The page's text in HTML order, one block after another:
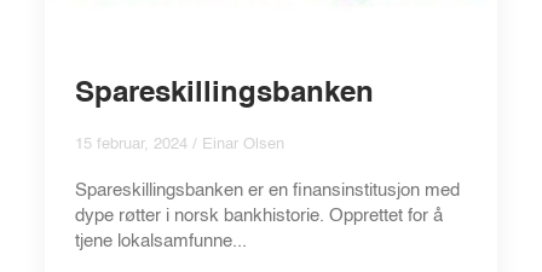
Spareskillingsbanken
15 februar, 2024 / Einar Olsen
Spareskillingsbanken er en finansinstitusjon med
dype røtter i norsk bankhistorie. Opprettet for å
tjene lokalsamfunne...